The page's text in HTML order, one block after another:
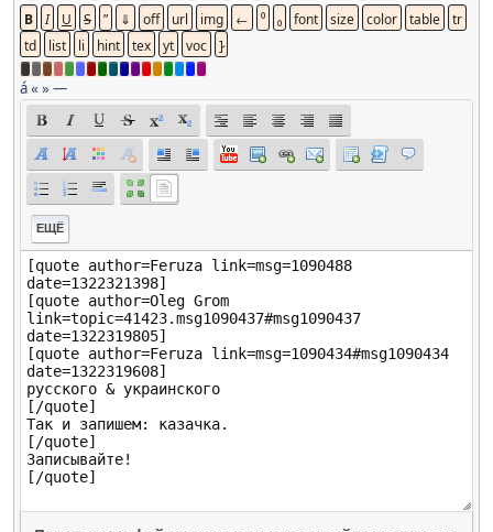
á« »—
ЕЩЁ